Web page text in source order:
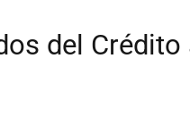
del Crédito